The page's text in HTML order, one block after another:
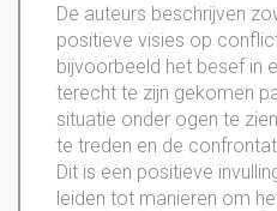
De auteurs beschrijven
positieve visies op
bijvoorbeeld het besef in
terecht te zijn gekomen
situatie onder ogen te
te treden en de
Dit is een positieve
leiden tot manieren om